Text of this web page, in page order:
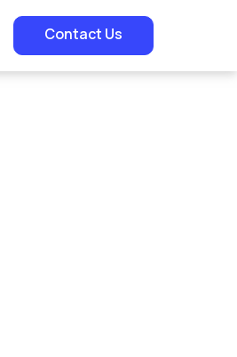
Contact Us